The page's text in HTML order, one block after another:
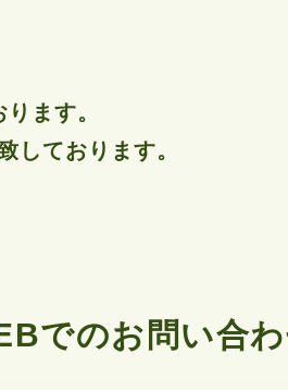
ます。
しております。
でのお問い合